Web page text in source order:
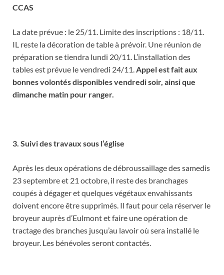
CCAS
La date prévue : le 25/11. Limite des inscriptions : 18/11.
IL reste la décoration de table à prévoir. Une réunion de
préparation se tiendra lundi 20/11. L’installation des
tables est prévue le vendredi 24/11. Appel est fait aux
bonnes volontés disponibles vendredi soir, ainsi que
dimanche matin pour ranger.
3. Suivi des travaux sous l’église
Après les deux opérations de débroussaillage des samedis
23 septembre et 21 octobre, il reste des branchages
coupés à dégager et quelques végétaux envahissants
doivent encore être supprimés. Il faut pour cela réserver le
broyeur auprès d’Eulmont et faire une opération de
tractage des branches jusqu’au lavoir où sera installé le
broyeur. Les bénévoles seront contactés.